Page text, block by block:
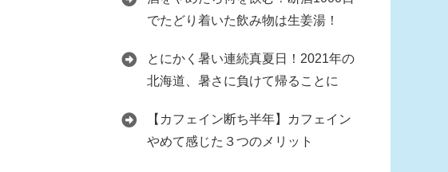
でたどり着いた飲み物は生姜湯！
とにかく暑い連続真夏日！2021年の
北海道、暑さに負けて帰ることに
【カフェイン断ち半年】カフェイン
やめて感じた３つのメリット